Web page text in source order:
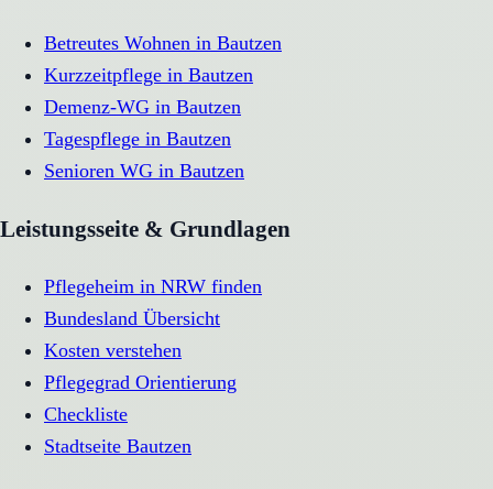
Betreutes Wohnen in Bautzen
Kurzzeitpflege in Bautzen
Demenz-WG in Bautzen
Tagespflege in Bautzen
Senioren WG in Bautzen
Leistungsseite & Grundlagen
Pflegeheim in NRW finden
Bundesland Übersicht
Kosten verstehen
Pflegegrad Orientierung
Checkliste
Stadtseite Bautzen